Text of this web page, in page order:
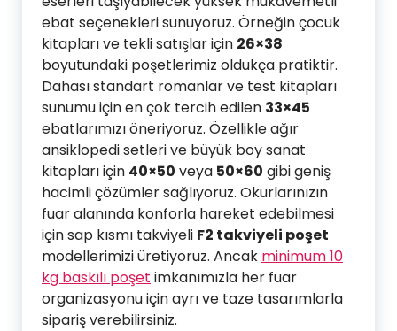
ebat seçenekleri sunuyoruz. Örneğin çocuk
kitapları ve tekli satışlar için 26×38
boyutundaki poşetlerimiz oldukça pratiktir.
Dahası standart romanlar ve test kitapları
sunumu için en çok tercih edilen 33×45
ebatlarımızı öneriyoruz. Özellikle ağır
ansiklopedi setleri ve büyük boy sanat
kitapları için 40×50 veya 50×60 gibi geniş
hacimli çözümler sağlıyoruz. Okurlarınızın
fuar alanında konforla hareket edebilmesi
için sap kısmı takviyeli F2 takviyeli poşet
modellerimizi üretiyoruz. Ancak minimum 10
kg baskılı poşet imkanımızla her fuar
organizasyonu için ayrı ve taze tasarımlarla
sipariş verebilirsiniz.